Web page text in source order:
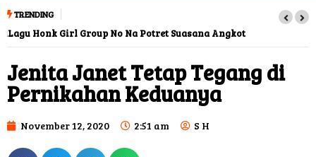
TRENDING
Lagu Honk Girl Group No Na Potret Suasana Angkot Indonesia
Jenita Janet Tetap Tegang di
Pernikahan Keduanya
November 12, 2020 2:51 am S H